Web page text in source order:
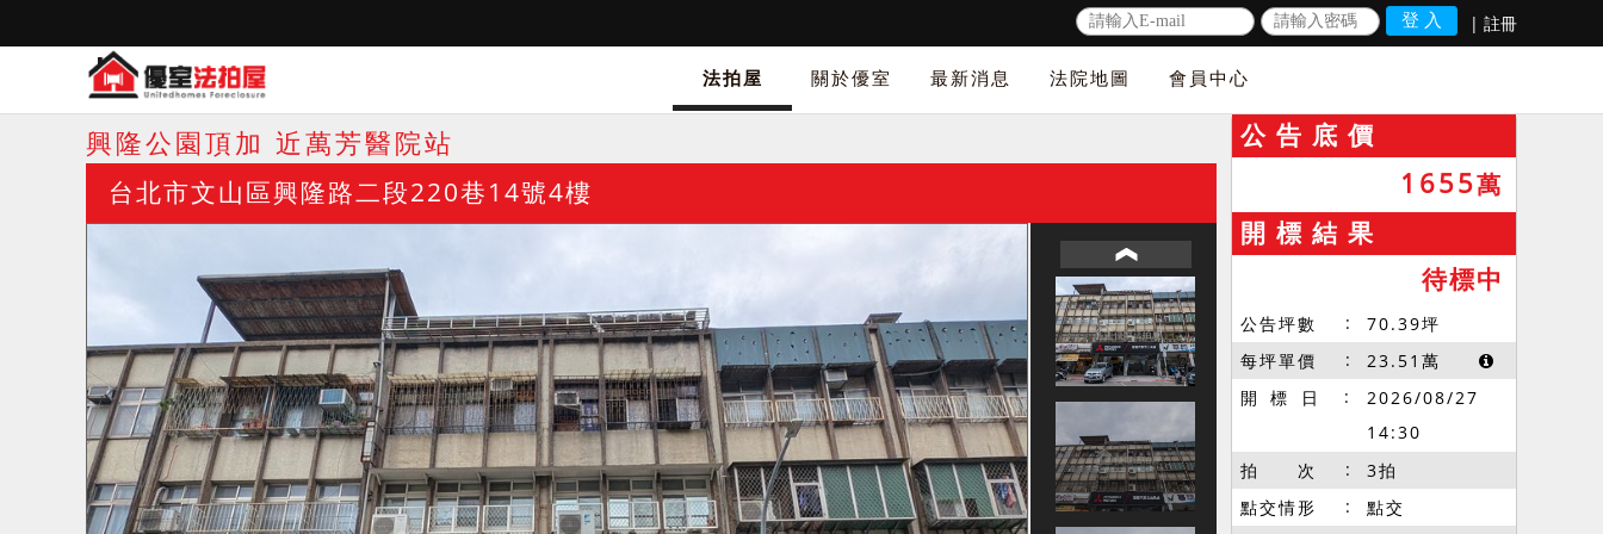
| 註冊
法拍屋 關於優室 最新消息 法院地圖 會員中心
興隆公園頂加 近萬芳醫院站
台北市文山區興隆路二段220巷14號4樓
公 告 底 價
1655萬
開 標 結 果
待標中
公告坪數 70.39坪
每坪單價
23.51萬
開 標 日
2026/08/27
14:30
拍 次
3拍
點交情形
點交